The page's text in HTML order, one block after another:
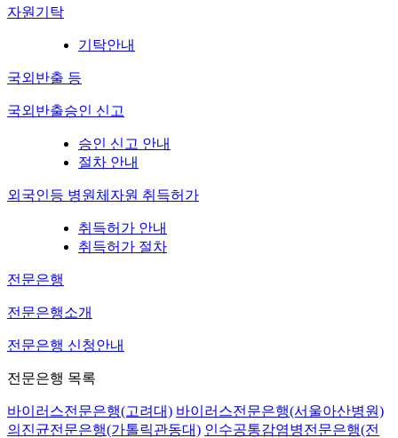
자원기탁
기탁안내
국외반출 등
국외반출승인 신고
승인 신고 안내
절차 안내
외국인등 병원체자원 취득허가
취득허가 안내
취득허가 절차
전문은행
전문은행소개
전문은행 신청안내
전문은행 목록
바이러스전문은행(고려대) 바이러스전문은행(서울아산병원)
의진균전문은행(가톨릭관동대) 인수공통감염병전문은행(전